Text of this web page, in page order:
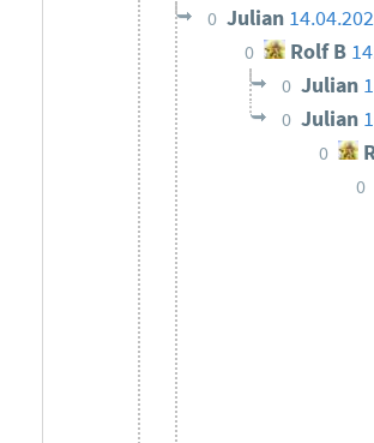
0 Julian
0 Rolf B
0 Julian
0 Julian
0
0